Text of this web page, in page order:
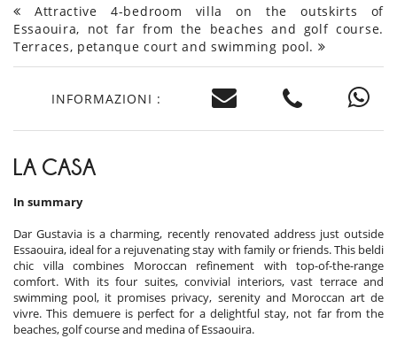
Attractive 4-bedroom villa on the outskirts of
Essaouira, not far from the beaches and golf course.
Terraces, petanque court and swimming pool.
INFORMAZIONI :
LA CASA
In summary
Dar Gustavia is a charming, recently renovated address just outside
Essaouira, ideal for a rejuvenating stay with family or friends. This beldi
chic villa combines Moroccan refinement with top-of-the-range
comfort. With its four suites, convivial interiors, vast terrace and
swimming pool, it promises privacy, serenity and Moroccan art de
vivre. This demuere is perfect for a delightful stay, not far from the
beaches, golf course and medina of Essaouira.